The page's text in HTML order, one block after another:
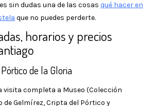
sin dudas una de las cosas qué hacer en
que no puedes perderte.
horarios y precios
de la Gloria
visita completa a Museo (Colección
de Gelmírez, Cripta del Pórtico y